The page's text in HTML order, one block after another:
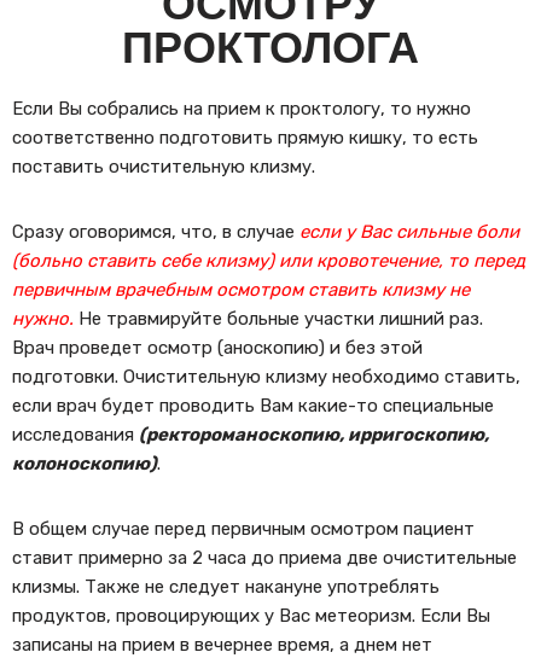
ПРОКТОЛОГА
Если Вы собрались на прием к проктологу, то нужно
соответственно подготовить прямую кишку, то есть
поставить очистительную клизму.
Сразу оговоримся, что, в случае если у Вас сильные боли
(больно ставить себе клизму) или кровотечение, то перед
первичным врачебным осмотром ставить клизму не
нужно. Не травмируйте больные участки лишний раз.
Врач проведет осмотр (аноскопию) и без этой
подготовки. Очистительную клизму необходимо ставить,
если врач будет проводить Вам какие-то специальные
исследования (ректороманоскопию, ирригоскопию,
колоноскопию).
В общем случае перед первичным осмотром пациент
ставит примерно за 2 часа до приема две очистительные
клизмы. Также не следует накануне употреблять
продуктов, провоцирующих у Вас метеоризм. Если Вы
записаны на прием в вечернее время, а днем нет